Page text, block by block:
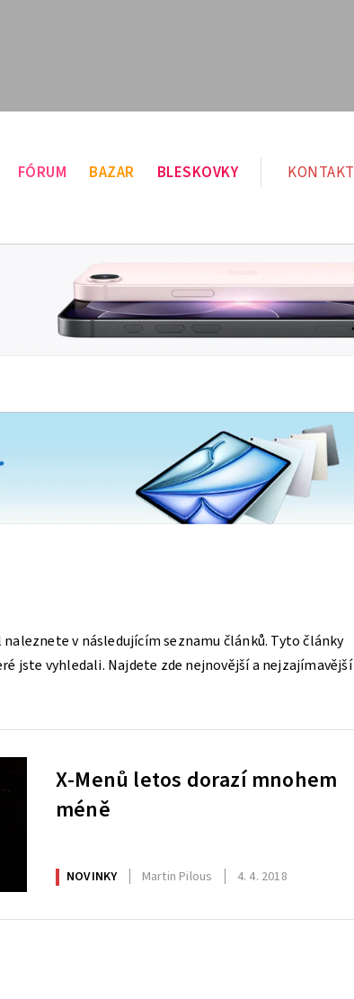
FÓRUM BAZAR BLESKOVKY KONTAKT
v následujícím seznamu článků. Tyto články
jste vyhledali. Najdete zde nejnovější a nejzajímavější
X-Menů letos dorazí mnohem
méně
NOVINKY Martin Pilous 4. 4. 2018